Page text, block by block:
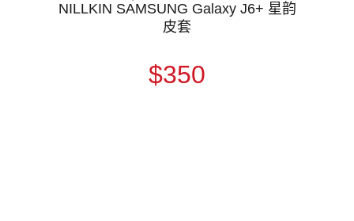
NILLKIN SAMSUNG Galaxy J6+ 星韵
皮套
$350